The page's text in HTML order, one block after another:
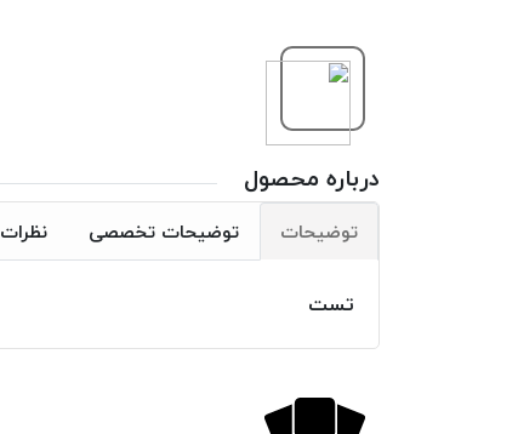
درباره محصول
توضیحات توضیحات تخصصی نظرات
تست